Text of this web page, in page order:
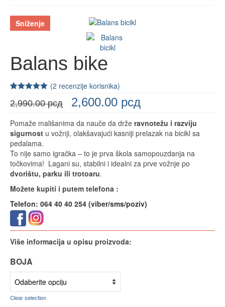
Sniženje
Balans bike
5.00od 5 na
(2 recenzije korisnika)
2,990.00рсд 2,600.00 рсд
Pomaže mališanima da nauče da drže ravnotežu i razviju
sigurnost u vožnji, olakšavajući kasniji prelazak na bicikl sa
pedalama.
To nije samo igračka – to je prva škola samopouzdanja na
točkovima! Lagani su, stabilni i idealni za prve vožnje po
dvorištu, parku ili trotoaru.
Možete kupiti i putem telefona :
Telefon: 064 40 40 254 (viber/sms/poziv)
Više informacija u opisu proizvoda:
BOJA
Clear selection